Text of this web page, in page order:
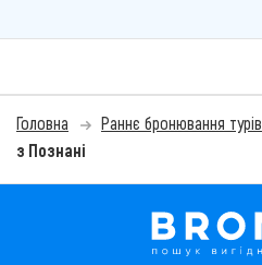
Головна Раннє бронювання турів
з Познані